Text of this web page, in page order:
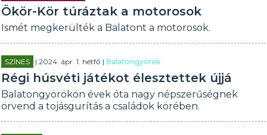
Ökör-Kör túráztak a motorosok
Ismét megkerülték a Balatont a motorosok.
SZÍNES | 2024. ápr. 1. hétfő |Balatongyörök
Régi húsvéti játékot élesztettek újjá
Balatongyörökön évek óta nagy népszerűségnek
örvend a tojásgurítás a családok körében.